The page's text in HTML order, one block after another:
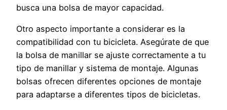
busca una bolsa de mayor capacidad.
Otro aspecto importante a considerar es la
compatibilidad con tu bicicleta. Asegúrate de que
la bolsa de manillar se ajuste correctamente a tu
tipo de manillar y sistema de montaje. Algunas
bolsas ofrecen diferentes opciones de montaje
para adaptarse a diferentes tipos de bicicletas.